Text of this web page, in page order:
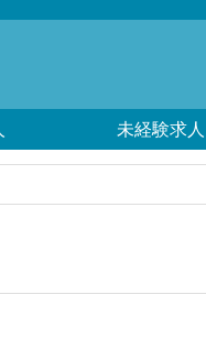
未経験求人